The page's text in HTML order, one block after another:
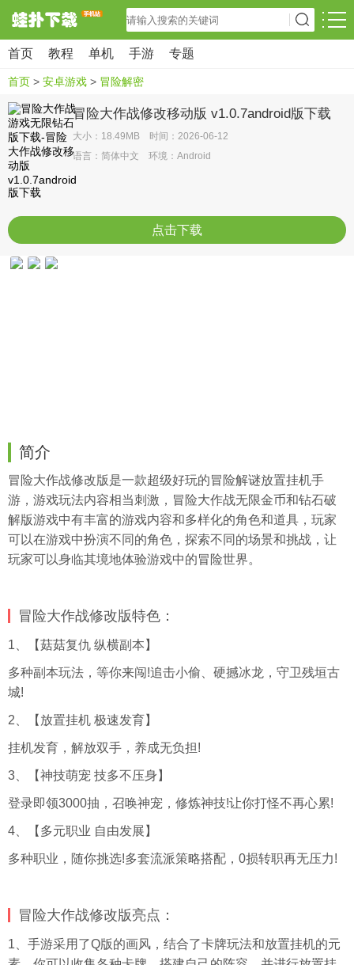
首页 教程 单机 手游 专题
首页 > 安卓游戏 > 冒险解密
冒险大作战修改移动版 v1.0.7android版下载
大小：18.49MB 时间：2026-06-12
语言：简体中文 环境：Android
点击下载
简介
冒险大作战修改版是一款超级好玩的冒险解谜放置挂机手
游，游戏玩法内容相当刺激，冒险大作战无限金币和钻石破
解版游戏中有丰富的游戏内容和多样化的角色和道具，玩家
可以在游戏中扮演不同的角色，探索不同的场景和挑战，让
玩家可以身临其境地体验游戏中的冒险世界。
冒险大作战修改版特色：
1、【菇菇复仇 纵横副本】
多种副本玩法，等你来闯!追击小偷、硬撼冰龙，守卫残垣古
城!
2、【放置挂机 极速发育】
挂机发育，解放双手，养成无负担!
3、【神技萌宠 技多不压身】
登录即领3000抽，召唤神宠，修炼神技!让你打怪不再心累!
4、【多元职业 自由发展】
多种职业，随你挑选!多套流派策略搭配，0损转职再无压力!
冒险大作战修改版亮点：
1、手游采用了Q版的画风，结合了卡牌玩法和放置挂机的元